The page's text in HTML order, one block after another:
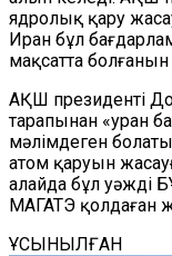
ядролық қару
Иран бұл
мақсатта болғанын
АҚШ президенті
тарапынан «уран
мәлімдеген
атом қаруын
алайда бұл уәжді
МАГАТЭ қолдаған
ҰСЫНЫЛҒАН